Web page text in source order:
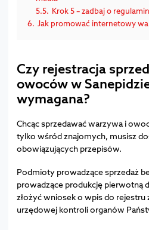
5.5. Krok 5 – zadbaj o regulamin
6. Jak promować internetowy
Czy rejestracja
owoców w
wymagana?
Chcąc sprzedawać warzywa i
tylko wśród znajomych, musisz
obowiązujących przepisów.
Podmioty prowadzące sprzedaż
prowadzące produkcję pierwotną
złożyć wniosek o wpis do rejestru
urzędowej kontroli organów